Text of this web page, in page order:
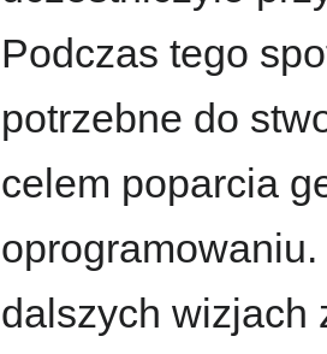
Podczas tego
potrzebne do
celem poparcia
dalszych wizjach